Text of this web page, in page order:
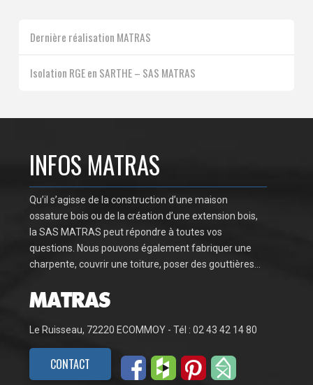
Dernière réalisation MATRAS
Isolation RGE en SARTHE – SAS MATRAS
INFOS MATRAS
Qu’il s’agisse de la construction d’une maison
ossature bois ou de la création d’une extension bois,
la SAS MATRAS peut répondre à toutes vos
questions. Nous pouvons également fabriquer une
charpente, couvrir une toiture, poser des gouttières…
Le Ruisseau, 72220 ECOMMOY - Tél : 02 43 42 14 80
CONTACT